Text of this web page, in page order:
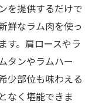
を提供するだけで
鮮なラム肉を使っ
す。肩ロースやラ
タンやラムハー
少部位も味わえる
なく堪能できま